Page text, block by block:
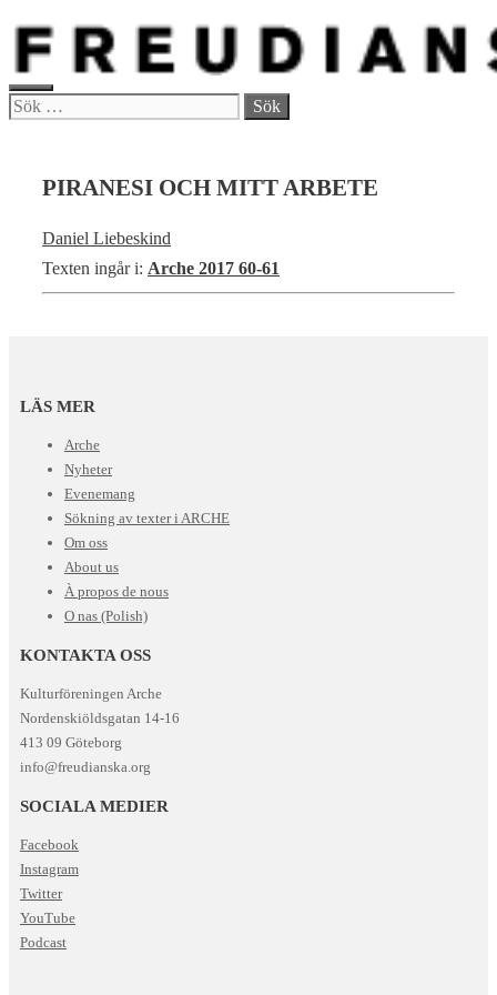
Hoppa
innehåll
MENY
Sök
PIRANESI OCH MITT ARBETE
Daniel Liebeskind
Texten ingår i: Arche 2017 60-61
LÄS MER
Arche
Nyheter
Evenemang
Sökning av texter i ARCHE
Om oss
About us
À propos de nous
O nas (Polish)
KONTAKTA OSS
Kulturföreningen Arche
Nordenskiöldsgatan 14-16
413 09 Göteborg
info@freudianska.org
SOCIALA MEDIER
Facebook
Instagram
Twitter
YouTube
Podcast